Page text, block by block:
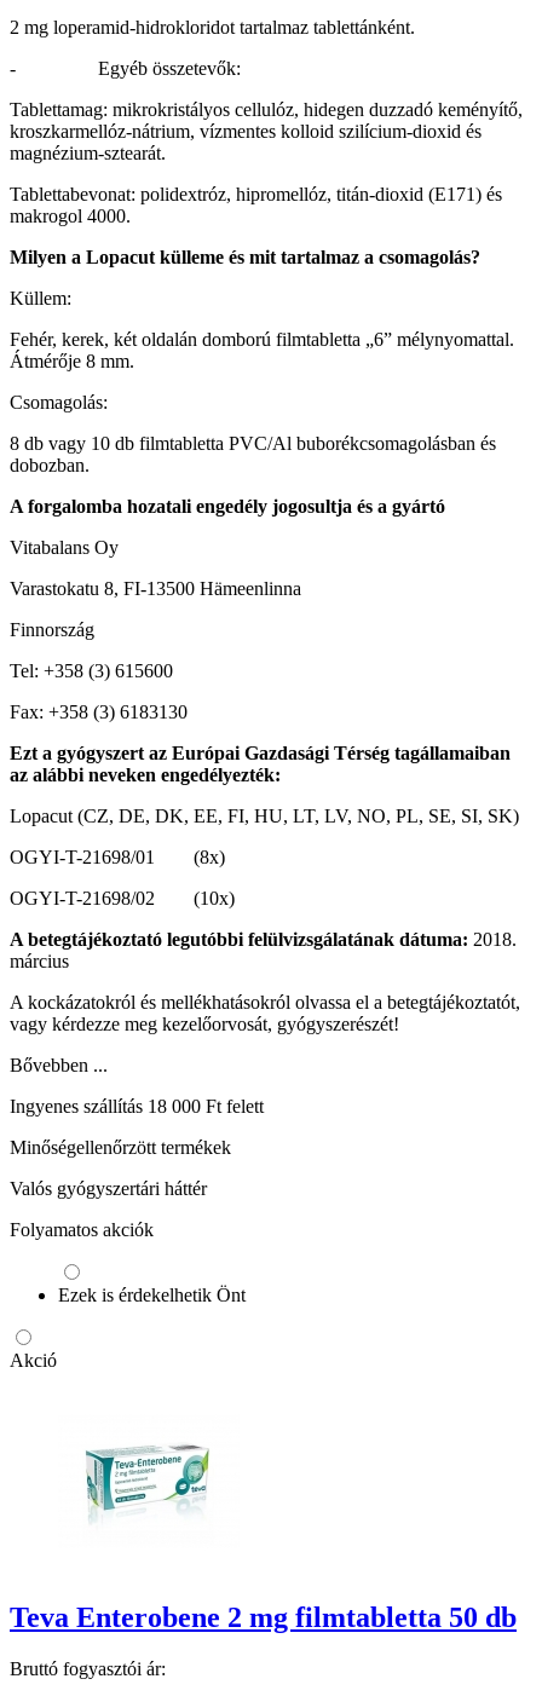
2 mg loperamid-hidrokloridot tartalmaz tablettánként.
- Egyéb összetevők:
Tablettamag: mikrokristályos cellulóz, hidegen duzzadó keményítő,
kroszkarmellóz‑nátrium, vízmentes kolloid szilícium‑dioxid és
magnézium-sztearát.
Tablettabevonat: polidextróz, hipromellóz, titán‑dioxid (E171) és
makrogol 4000.
Milyen a Lopacut külleme és mit tartalmaz a csomagolás?
Küllem:
Fehér, kerek, két oldalán domború filmtabletta „6” mélynyomattal.
Átmérője 8 mm.
Csomagolás:
8 db vagy 10 db filmtabletta PVC/Al buborékcsomagolásban és
dobozban.
A forgalomba hozatali engedély jogosultja és a gyártó
Vitabalans Oy
Varastokatu 8, FI-13500 Hämeenlinna
Finnország
Tel: +358 (3) 615600
Fax: +358 (3) 6183130
Ezt a gyógyszert az Európai Gazdasági Térség tagállamaiban
az alábbi neveken engedélyezték:
Lopacut (CZ, DE, DK, EE, FI, HU, LT, LV, NO, PL, SE, SI, SK)
OGYI-T-21698/01 (8x)
OGYI-T-21698/02 (10x)
A betegtájékoztató legutóbbi felülvizsgálatának dátuma: 2018.
március
A kockázatokról és mellékhatásokról olvassa el a betegtájékoztatót,
vagy kérdezze meg kezelőorvosát, gyógyszerészét!
Bővebben ...
Ingyenes szállítás 18 000 Ft felett
Minőségellenőrzött termékek
Valós gyógyszertári háttér
Folyamatos akciók
Ezek is érdekelhetik Önt
Akció
Teva Enterobene 2 mg filmtabletta 50 db
Bruttó fogyasztói ár: